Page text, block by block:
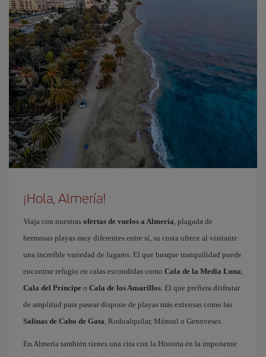
¡Hola, Almería!
Viaja con nuestras ofertas de vuelos a Almería, plagada de
hermosas playas muy diferentes entre sí, su costa ofrece al visitante
una increíble variedad de lugares. El que busque tranquilidad puede
encontrar refugio en calas escondidas como Cala de la Media Luna,
Cala del Príncipe o Cala de los Amarillos. El que prefiera disfrutar
de amplitud para pasear dispone de playas más extensas como las
Salinas de Cabo de Gata, Rodoalquilar, Mónsul o Genoveses.
En Almería también tienes una cita con la Historia en la imponente